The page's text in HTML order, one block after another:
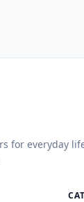
for everyday